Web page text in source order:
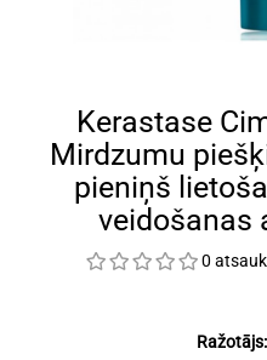
Kerastase
Mirdzumu
pieniņš
veidošanas
0
Ražotājs: